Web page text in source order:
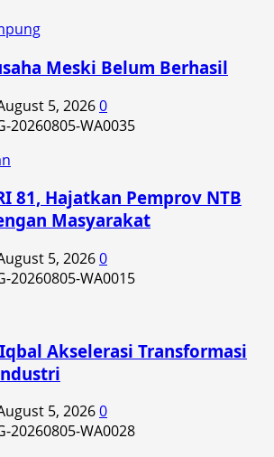
Meski Belum Berhasil
5, 20260
81, Hajatkan Pemprov NTB
Masyarakat
5, 20260
Akselerasi Transformasi
5, 20260